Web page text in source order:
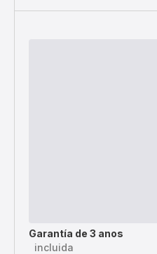
Garantía de 3 anos
incluida